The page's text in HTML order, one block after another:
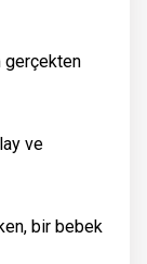
gerçekten
ve
bir bebek